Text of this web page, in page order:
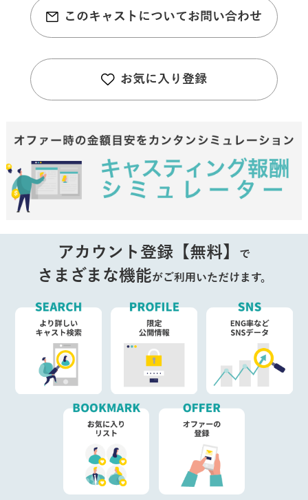
このキャストについてお問い合わせ
お気に入り登録
アカウント登録【無料】 で
さまざまな機能がご利用いただけます。